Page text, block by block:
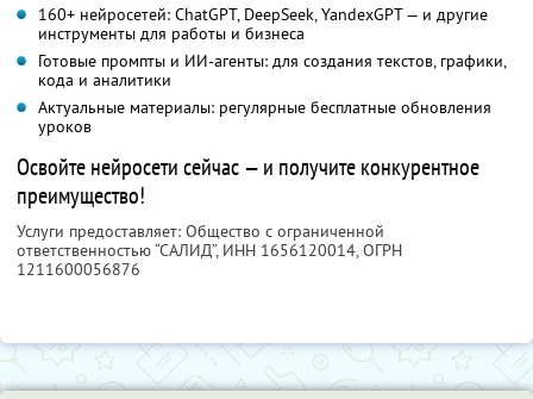
160+ нейросетей: ChatGPT, DeepSeek, YandexGPT — и другие
инструменты для работы и бизнеса
Готовые промпты и ИИ-агенты: для создания текстов, графики,
кода и аналитики
Актуальные материалы: регулярные бесплатные обновления
уроков
Освойте нейросети сейчас — и получите конкурентное
преимущество!
Услуги предоставляет: Общество с ограниченной
ответственностью “САЛИД”, ИНН 1656120014, ОГРН
1211600056876